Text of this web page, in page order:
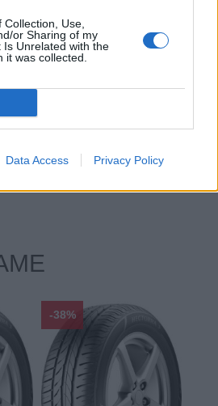
Use,
or Sharing of my
Is Unrelated with the
it was collected.
Data Access Privacy Policy
-38%